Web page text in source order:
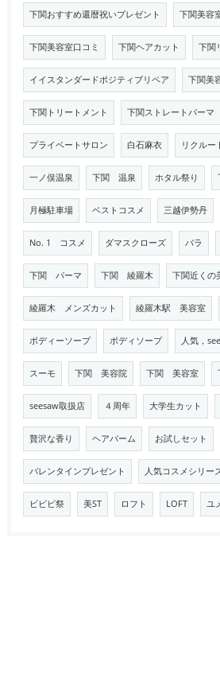
下関おすすめ還暦祝いプレゼント 下関美容
下関美容室口コミ 下関ヘアカット 下関
イイスタンダードポジティブリペア 下関美
下関トリートメント 下関ストレートパーマ
プライベートサロン 白石麻衣 リクルー
一ノ俣温泉 下関 温泉 ホタル祭り
月極駐車場 ベストコスメ 三越伊勢丹
No. 1 コスメ ダマスクローズ バラ
下関 パーマ 下関 綾羅木 下関近くの
綾羅木 メンズカット 綾羅木駅 美容室
ボディーソープ ボディソープ 人気，
スーモ 下関 美容院 下関 美容室
seesaw取扱店 ４周年 大学生カット
贅沢な香り ヘアバーム お試しセット
バレンタインプレゼント 人気コスメシリー
ビビビ祭 美ST ロフト LOFT ユ